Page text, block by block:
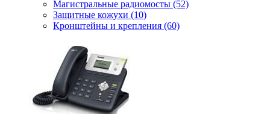
Магистральные радиомосты (52)
Защитные кожухи (10)
Кронштейны и крепления (60)